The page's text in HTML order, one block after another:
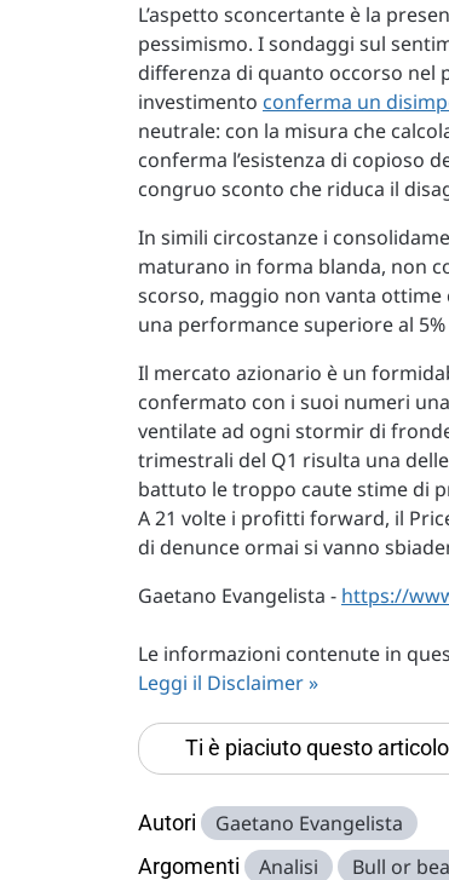
L’aspetto sconcertante è la
pessimismo. I sondaggi sul
differenza di quanto occorso nel
investimento conferma un
neutrale: con la misura che
conferma l’esistenza di copioso
congruo sconto che riduca il
In simili circostanze i
maturano in forma blanda, non
scorso, maggio non vanta
una performance superiore al
Il mercato azionario è un
confermato con i suoi numeri
ventilate ad ogni stormir di
trimestrali del Q1 risulta una
battuto le troppo caute stime di
A 21 volte i profitti forward, il
di denunce ormai si vanno
Gaetano Evangelista - https://
Le informazioni contenute in
Leggi il Disclaimer »
Ti è piaciuto questo
Autori Gaetano Evangelista
Argomenti Analisi Bull or